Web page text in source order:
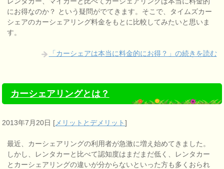
にお得なのか？ という疑問がでてきます。そこで、タイムズカー
シェアのカーシェアリング料金をもとに比較してみたいと思いま
す。
「カーシェアは本当に料金的にお得？」の続きを読む
カーシェアリングとは？
2013年7月20日 [ メリットとデメリット]
最近、カーシェアリングの利用者が急激に増え始めてきました。
しかし、レンタカーと比べて認知度はまだまだ低く、レンタカー
とカーシェアリングの違いが分からないといった方も多くおられ